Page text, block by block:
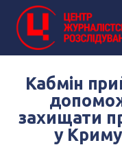
Кабмін
захищати
у Криму